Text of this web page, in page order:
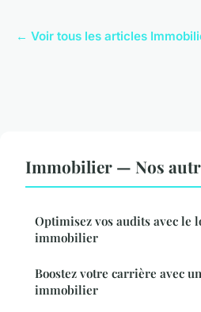
← Voir tous les articles
Immobilier — Nos
Optimisez vos audits avec le
immobilier
Boostez votre carrière avec
immobilier